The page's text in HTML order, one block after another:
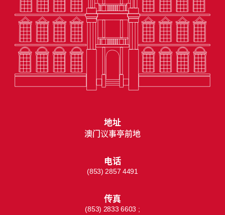
地址
澳门议事亭前地
电话
(853) 2857 4491
传真
(853) 2833 6603 ;